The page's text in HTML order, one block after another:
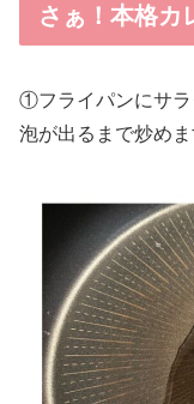
さぁ！本格カ
①フライパンにサラ
泡が出るまで炒めま